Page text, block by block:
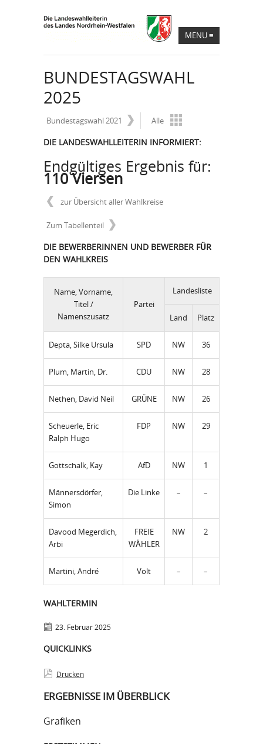
MENU≡
BUNDESTAGSWAHL
2025
Bundestagswahl 2021 Alle
DIE LANDESWAHLLEITERIN INFORMIERT:
Endgültiges Ergebnis für:
110 Viersen
zur Übersicht aller Wahlkreise
Zum Tabellenteil
DIE BEWERBERINNEN UND BEWERBER FÜR
DEN WAHLKREIS
Name, Vorname,
Titel /
Namenszusatz
Partei
Landesliste
Land Platz
Depta, Silke Ursula SPD NW 36
Plum, Martin, Dr. CDU NW 28
Nethen, David Neil GRÜNE NW 26
Scheuerle, Eric
Ralph Hugo
FDP NW 29
Gottschalk, Kay AfD NW 1
Männersdörfer,
Simon
Die Linke – –
Davood Megerdich,
Arbi
FREIE
WÄHLER
NW 2
Martini, André Volt – –
WAHLTERMIN
23. Februar 2025
QUICKLINKS
Drucken
ERGEBNISSE IM ÜBERBLICK
Grafiken